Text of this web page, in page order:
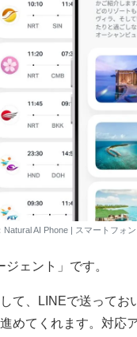
Natural AI Phone | スマートフォ
ェント」です。
て、LINEで送って
めてくれます。対応